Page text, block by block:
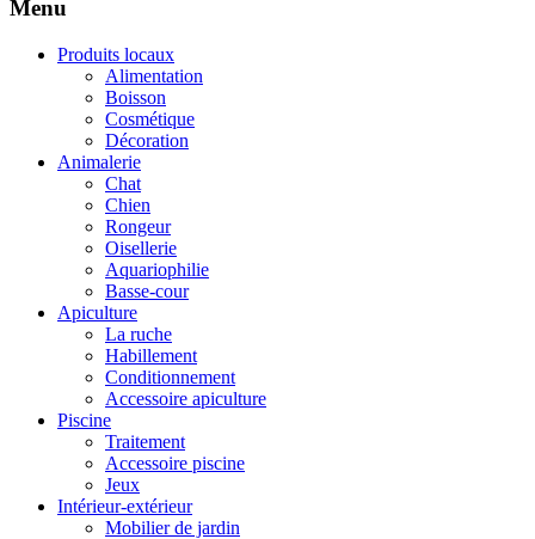
Menu
Produits locaux
Alimentation
Boisson
Cosmétique
Décoration
Animalerie
Chat
Chien
Rongeur
Oisellerie
Aquariophilie
Basse-cour
Apiculture
La ruche
Habillement
Conditionnement
Accessoire apiculture
Piscine
Traitement
Accessoire piscine
Jeux
Intérieur-extérieur
Mobilier de jardin